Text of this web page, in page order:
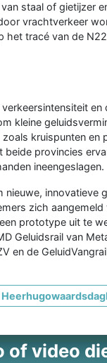
staal of gietijzer
vrachtverkeer
het tracé van de
kleine
kruispunten en
provincies
ineengeslagen.
innovatieve
zich
prototype uit te
Geluidsrail van
en de
of video